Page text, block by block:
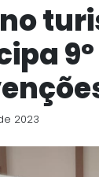
2023